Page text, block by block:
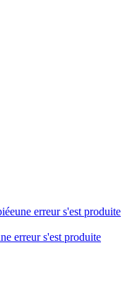
une erreur s'est produite
erreur s'est produite